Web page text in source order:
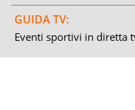
GUIDA TV:
Eventi sportivi in diretta